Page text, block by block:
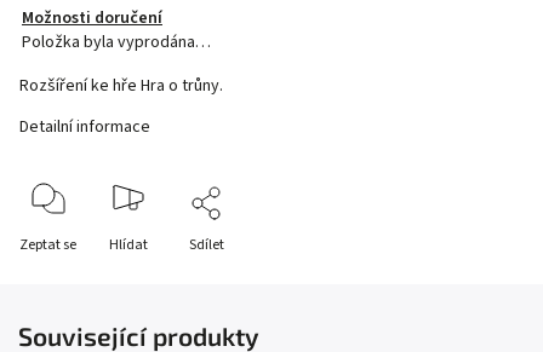
Možnosti doručení
Položka byla vyprodána…
Rozšíření ke hře Hra o trůny.
Detailní informace
Zeptat se Hlídat Sdílet
Související produkty